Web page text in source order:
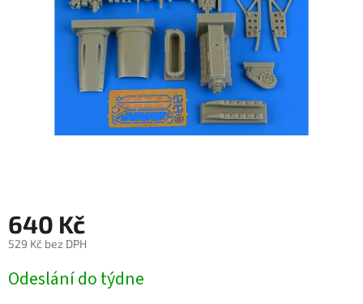
640 Kč
529 Kč bez DPH
cena:
Odeslání do týdne